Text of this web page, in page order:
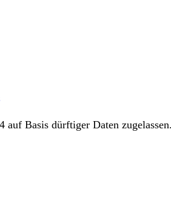
Basis dürftiger Daten